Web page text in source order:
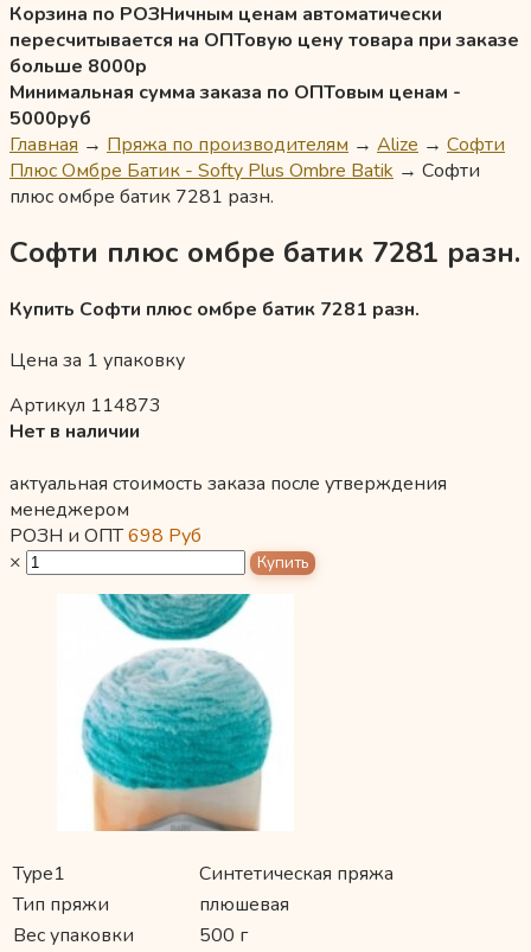
Корзина по РОЗНичным ценам автоматически
пересчитывается на ОПТовую цену товара при заказе
больше 8000р
Минимальная сумма заказа по ОПТовым ценам -
5000руб
Главная → Пряжа по производителям → Alize → Софти
Плюс Омбре Батик - Softy Plus Ombre Batik → Софти
плюс омбре батик 7281 разн.
Софти плюс омбре батик 7281 разн.
Купить Софти плюс омбре батик 7281 разн.
Цена за 1 упаковку
Артикул 114873
Нет в наличии
актуальная стоимость заказа после утверждения
менеджером
РОЗН и ОПТ698 Руб
×
Type1
Синтетическая пряжа
Тип пряжи
плюшевая
Вес упаковки
500 г